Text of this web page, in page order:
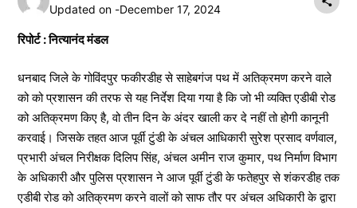
Updated on -December 17, 2024
रिपोर्ट : नित्यानंद मंडल
धनबाद जिले के गोविंदपुर फकीरडीह से साहेबगंज पथ में अतिक्रमण करने वाले
को को प्रशासन की तरफ से यह निर्देश दिया गया है कि जो भी व्यक्ति एडीबी रोड
को अतिक्रमण किए है, वो तीन दिन के अंदर खाली कर दे नहीं तो होगी कानूनी
करवाई। जिसके तहत आज पूर्वी टुंडी के अंचल आधिकारी सुरेश प्रसाद वर्णवाल,
प्रभारी अंचल निरीक्षक दिलिप सिंह, अंचल अमीन राज कुमार, पथ निर्माण विभाग
के अधिकारी और पुलिस प्रशासन ने आज पूर्वी टुंडी के फतेहपुर से शंकरडीह तक
एडीबी रोड को अतिक्रमण करने वालों को साफ तौर पर अंचल अधिकारी के द्वारा